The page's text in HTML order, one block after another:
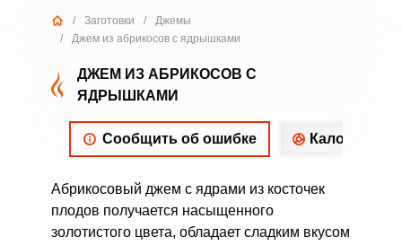
/ Заготовки /
Джемы
/
Джем из абрикосов с ядрышками
ДЖЕМ ИЗ АБРИКОСОВ С
ЯДРЫШКАМИ
Сообщить об ошибке
Абрикосовый джем с ядрами из косточек
плодов получается насыщенного
золотистого цвета, обладает сладким вкусом